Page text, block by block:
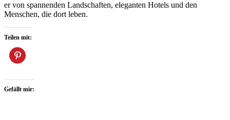
er von spannenden Landschaften, eleganten Hotels und den
Menschen, die dort leben.
Teilen mit:
Gefällt mir: